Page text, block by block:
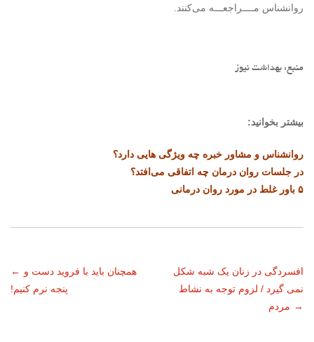
روانشناس مــــراجعـــه می‌کنند.
منبع: بهداشت نیوز
بیشتر بخوانید:
روانشناس و مشاور خبره چه ویژگی هایی دارد؟
در جلسات روان درمان چه اتفاقی می‌افتد؟
۵ باور غلط در مورد روان درمانی
ناوبری
نوشته
← همچنان باید با فروید دست و
پنجه نرم کنیم!
افسردگی در زنان یک شبه شکل
نمی گیرد / لزوم توجه به نشاط
مردم →